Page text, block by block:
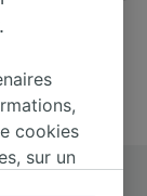
billets sur
cookies
sur un